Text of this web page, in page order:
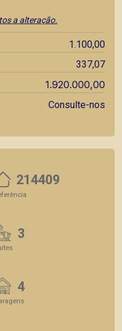
a alteração.
1.100,00
337,07
1.920.000,00
Consulte-nos
214409
3
4